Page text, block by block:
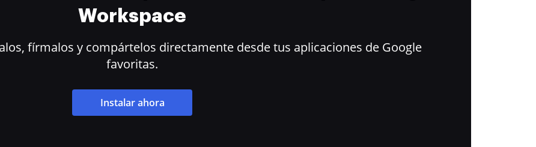
Workspace
fírmalos y compártelos directamente desde tus aplicaciones de Google
favoritas.
Instalar ahora